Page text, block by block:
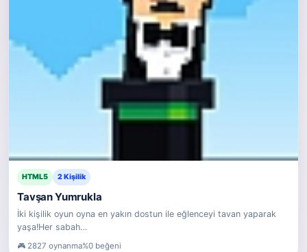
HTML5 2 Kişilik
Tavşan Yumrukla
İki kişilik oyun oyna en yakın dostun ile eğlenceyi tavan yaparak
yaşa!Her sabah…
2827 oynanma%0 beğeni